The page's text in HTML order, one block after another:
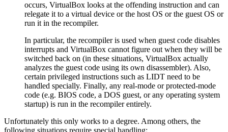
occurs, VirtualBox looks at the offending instruction and can
relegate it to a virtual device or the host OS or the guest OS or
run it in the recompiler.
In particular, the recompiler is used when guest code disables
interrupts and VirtualBox cannot figure out when they will be
switched back on (in these situations, VirtualBox actually
analyzes the guest code using its own disassembler). Also,
certain privileged instructions such as LIDT need to be
handled specially. Finally, any real-mode or protected-mode
code (e.g. BIOS code, a DOS guest, or any operating system
startup) is run in the recompiler entirely.
Unfortunately this only works to a degree. Among others, the
following situations require special handling: